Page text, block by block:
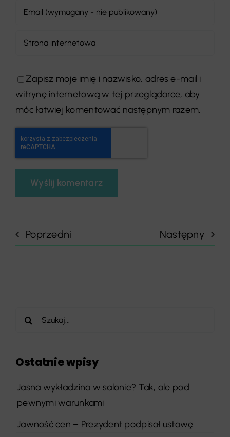
Zapisz moje imię i nazwisko, adres e-mail i
witrynę internetową w tej przeglądarce, aby
móc łatwiej komentować następnym razem.
Poprzedni Następny
Szukaj
Ostatnie wpisy
Jasna wykładzina w salonie? Tak, ale pod
pewnymi warunkami
Jawność cen – Prezydent podpisał ustawę